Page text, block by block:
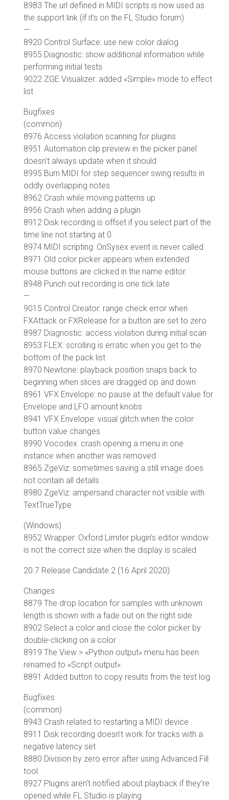
8983 The url defined in MIDI scripts is now used as
the support link (if it’s on the FL Studio forum)
—
8920 Control Surface: use new color dialog
8955 Diagnostic: show additional information while
performing initial tests
9022 ZGE Visualizer: added «Simple» mode to effect
list
Bugfixes
(common)
8976 Access violation scanning for plugins
8951 Automation clip preview in the picker panel
doesn’t always update when it should
8995 Burn MIDI for step sequencer swing results in
oddly overlapping notes
8962 Crash while moving patterns up
8956 Crash when adding a plugin
8912 Disk recording is offset if you select part of the
time line not starting at 0
8974 MIDI scripting: OnSysex event is never called
8971 Old color picker appears when extended
mouse buttons are clicked in the name editor
8948 Punch out recording is one tick late
—
9015 Control Creator: range check error when
FXAttack or FXRelease for a button are set to zero
8987 Diagnostic: access violation during initial scan
8953 FLEX: scrolling is erratic when you get to the
bottom of the pack list
8970 Newtone: playback position snaps back to
beginning when slices are dragged op and down
8961 VFX Envelope: no pause at the default value for
Envelope and LFO amount knobs
8941 VFX Envelope: visual glitch when the color
button value changes
8990 Vocodex: crash opening a menu in one
instance when another was removed
8965 ZgeViz: sometimes saving a still image does
not contain all details
8980 ZgeViz: ampersand character not visible with
TextTrueType
(Windows)
8952 Wrapper: Oxford Limiter plugin’s editor window
is not the correct size when the display is scaled
20.7 Release Candidate 2 (16 April 2020)
Changes
8879 The drop location for samples with unknown
length is shown with a fade out on the right side
8902 Select a color and close the color picker by
double-clicking on a color
8919 The View > «Python output» menu has been
renamed to «Script output»
8891 Added button to copy results from the test log
Bugfixes
(common)
8943 Crash related to restarting a MIDI device
8911 Disk recording doesn’t work for tracks with a
negative latency set
8880 Division by zero error after using Advanced Fill
tool
8927 Plugins aren’t notified about playback if they’re
opened while FL Studio is playing